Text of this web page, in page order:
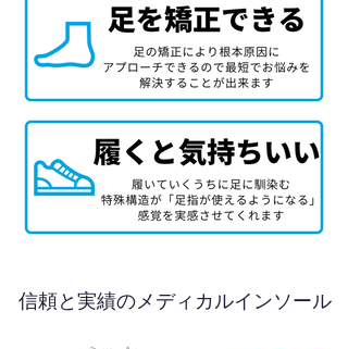
信頼と実績のメディカルインソール